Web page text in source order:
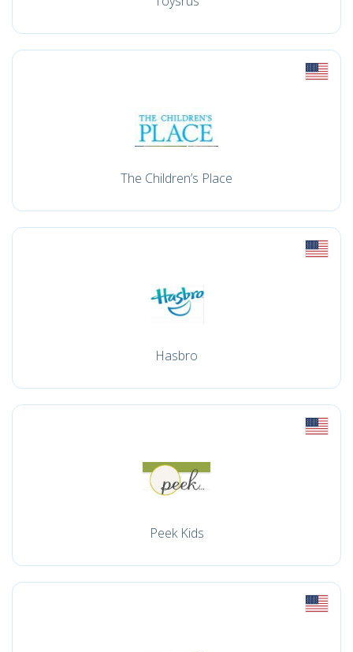
The Children’s Place
Hasbro
Peek Kids